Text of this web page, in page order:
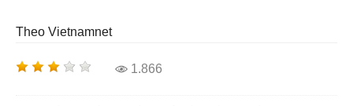
Theo Vietnamnet
1.866